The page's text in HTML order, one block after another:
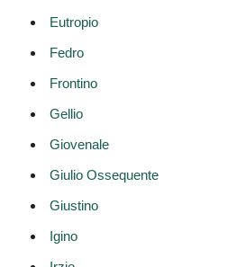
Eutropio
Fedro
Frontino
Gellio
Giovenale
Giulio Ossequente
Giustino
Igino